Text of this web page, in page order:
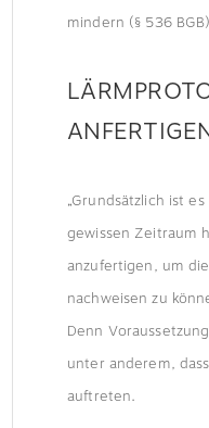
mindern (§ 536
„Grundsätzlich ist
gewissen Zeitraum
anzufertigen, um
nachweisen zu
Denn
unter anderem,
auftreten.